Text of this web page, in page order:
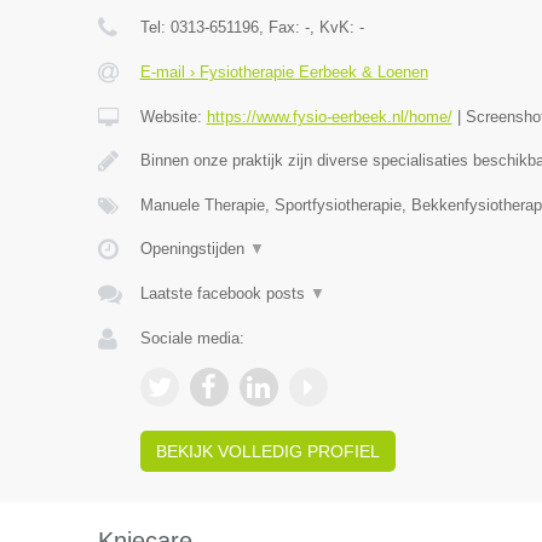
Tel: 0313-651196, Fax: -, KvK: -
E-mail › Fysiotherapie Eerbeek & Loenen
Website: https://www.fysio-eerbeek.nl/home/|
Binnen onze praktijk zijn diverse specialisaties
Manuele Therapie, Sportfysiotherapie,
Openingstijden ▼
Laatste facebook posts ▼
Sociale media:
BEKIJK VOLLEDIG PROFIEL